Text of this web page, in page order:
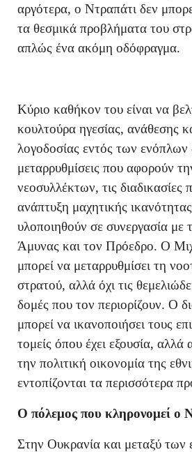
αργότερα, ο Ντραπάτι δεν
τα θεσμικά προβλήματα του
απλώς ένα ακόμη οδόφραγμα.
Κύριο καθήκον του είναι να
κουλτούρα ηγεσίας, ανάθεσης
λογοδοσίας εντός των
μεταρρυθμίσεις που αφορούν
νεοσυλλέκτων, τις διαδικασίες
ανάπτυξη μαχητικής
υλοποιηθούν σε συνεργασία με
Άμυνας και τον Πρόεδρο. Ο
μπορεί να μεταρρυθμίσει τη
στρατού, αλλά όχι τις
δομές που τον περιορίζουν. Ο
μπορεί να ικανοποιήσει τους
τομείς όπου έχει εξουσία, αλλά
την πολιτική οικονομία της
εντοπίζονται τα περισσότερα
Ο πόλεμος που κληρονομεί ο
Στην Ουκρανία και μεταξύ των